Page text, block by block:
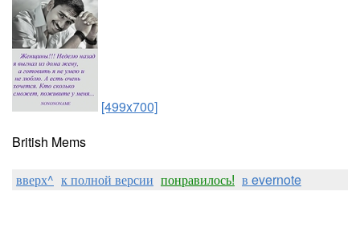
[499x700]
British Mems
вверх^ к полной версии понравилось! в evernote